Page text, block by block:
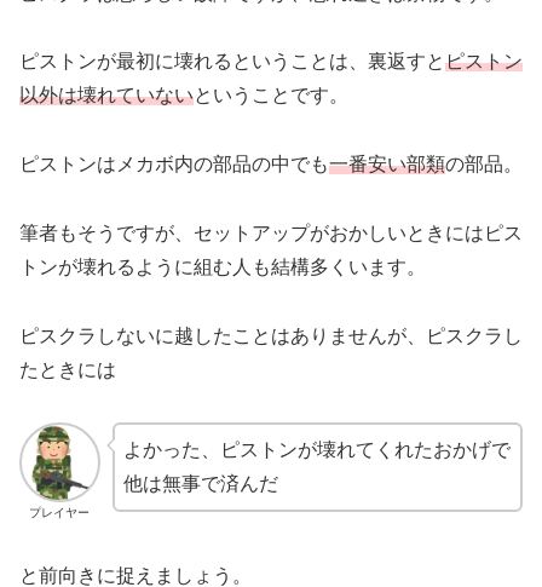
ピストンが最初に壊れるということは、裏返すとピストン
以外は壊れていないということです。
ピストンはメカボ内の部品の中でも一番安い部類の部品。
筆者もそうですが、セットアップがおかしいときにはピス
トンが壊れるように組む人も結構多くいます。
ピスクラしないに越したことはありませんが、ピスクラし
たときには
プレイヤー
よかった、ピストンが壊れてくれたおかげで
他は無事で済んだ
と前向きに捉えましょう。